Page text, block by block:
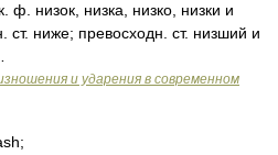
ф. низок, низка, низко, низки и
ст. ниже; превосходн. ст. низший и
и ударения в современном